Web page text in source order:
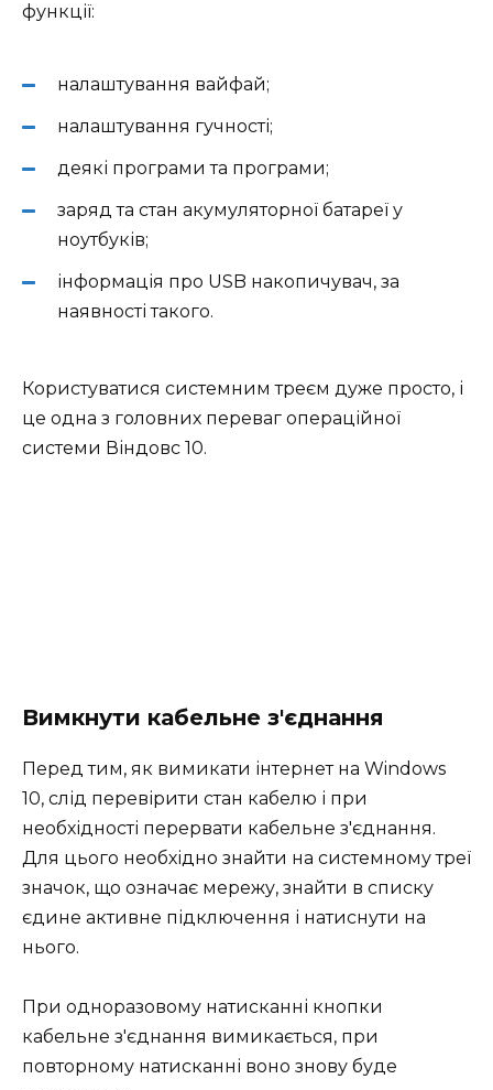
функції:
налаштування вайфай;
налаштування гучності;
деякі програми та програми;
заряд та стан акумуляторної батареї у
ноутбуків;
інформація про USB накопичувач, за
наявності такого.
Користуватися системним треєм дуже просто, і
це одна з головних переваг операційної
системи Віндовс 10.
Вимкнути кабельне з'єднання
Перед тим, як вимикати інтернет на Windows
10, слід перевірити стан кабелю і при
необхідності перервати кабельне з'єднання.
Для цього необхідно знайти на системному треї
значок, що означає мережу, знайти в списку
єдине активне підключення і натиснути на
нього.
При одноразовому натисканні кнопки
кабельне з'єднання вимикається, при
повторному натисканні воно знову буде